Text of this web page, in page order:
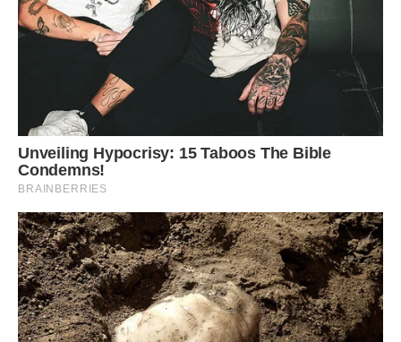
– Не було грошей на іграшки, довелося ось викручуватися